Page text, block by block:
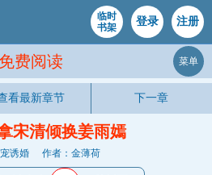
临时
书架
登录 注册
免费阅读 菜单
看最新章节 下一章
宋清倾换姜雨嫣
诱婚 作者：金薄荷